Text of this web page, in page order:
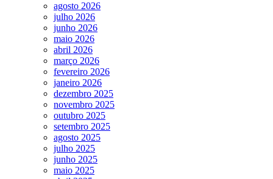
agosto 2026
julho 2026
junho 2026
maio 2026
abril 2026
março 2026
fevereiro 2026
janeiro 2026
dezembro 2025
novembro 2025
outubro 2025
setembro 2025
agosto 2025
julho 2025
junho 2025
maio 2025